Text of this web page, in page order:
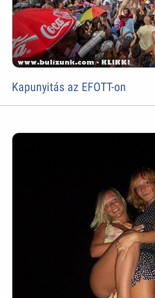
Kapunyitás az EFOTT-on